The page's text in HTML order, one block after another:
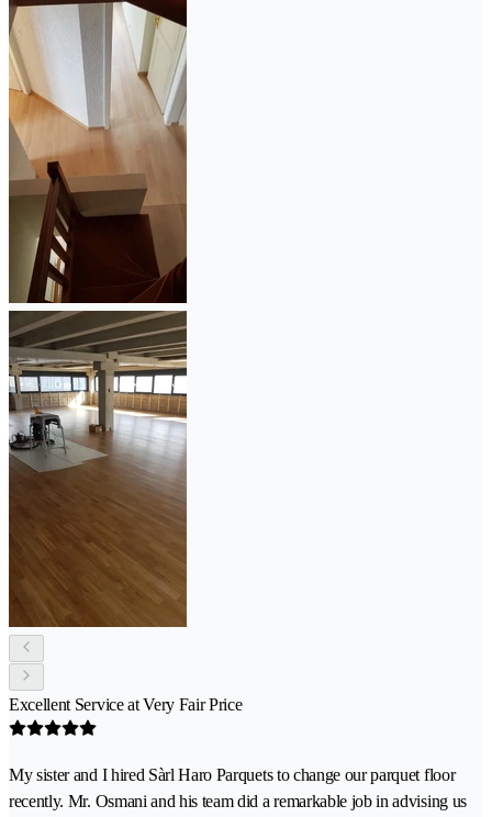
Excellent Service at Very Fair Price
My sister and I hired Sàrl Haro Parquets to change our parquet floor
recently. Mr. Osmani and his team did a remarkable job in advising us